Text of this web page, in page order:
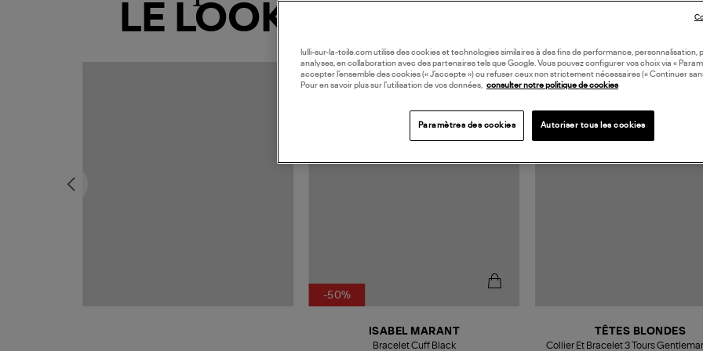
LE LOOK
-50%
ISABEL MARANT
Bracelet Cuff Black
MADE IN FRANCE
TÊTES BLONDES
Collier Et Bracelet 3 Tours
lulli-sur-la-toile.com utilise des cookies et technologies similaires à des fins de performance, personnalisation,
analyses, en collaboration avec des partenaires tels que Google. Vous pouvez configurer vos choix via «
accepter l’ensemble des cookies (« J’accepte ») ou refuser ceux non strictement nécessaires (« Continuer
Pour en savoir plus sur l’utilisation de vos données, consulter notre politique de cookies
Paramètres des cookies Autoriser tous les cookies